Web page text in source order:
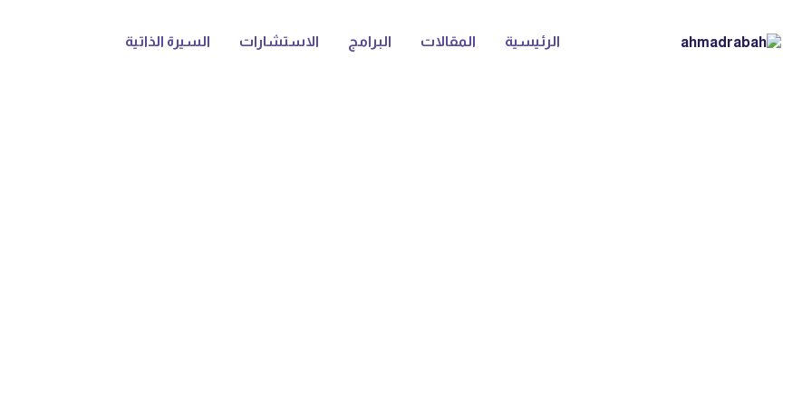
الرئيسية المقالات البرامج الاستشارات السيرة الذاتية